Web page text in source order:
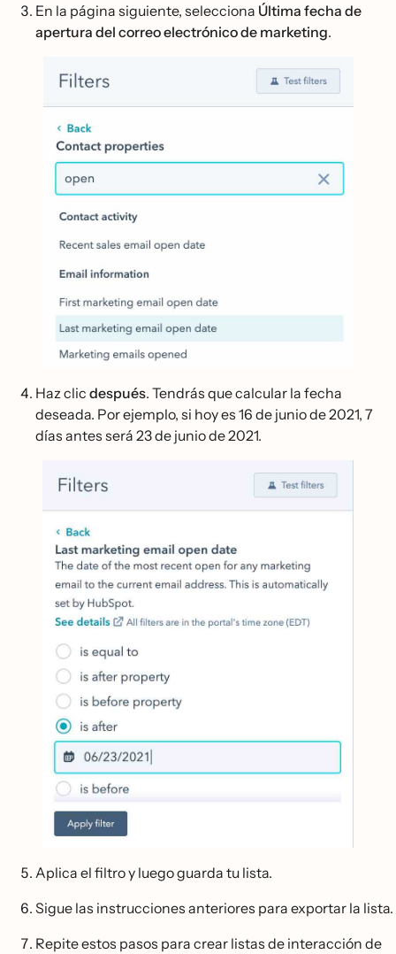
En la página siguiente, selecciona Última fecha de
apertura del correo electrónico de marketing.
Haz clic después. Tendrás que calcular la fecha
deseada. Por ejemplo, si hoy es 16 de junio de 2021, 7
días antes será 23 de junio de 2021.
Aplica el filtro y luego guarda tu lista.
Sigue las instrucciones anteriores para exportar la lista.
Repite estos pasos para crear listas de interacción de